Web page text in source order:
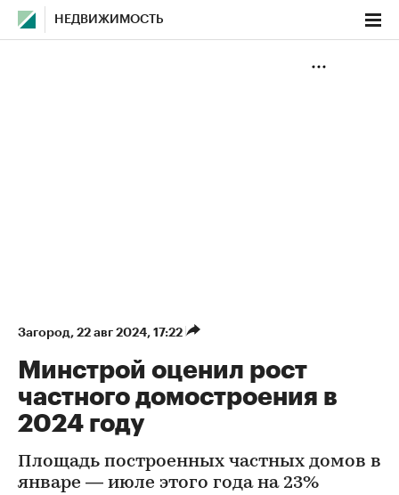
НЕДВИЖИМОСТЬ
Загород⁠, 22 авг 2024, 17:22
Минстрой оценил рост
частного домостроения в
2024 году
Площадь построенных частных домов в
январе — июле этого года на 23%